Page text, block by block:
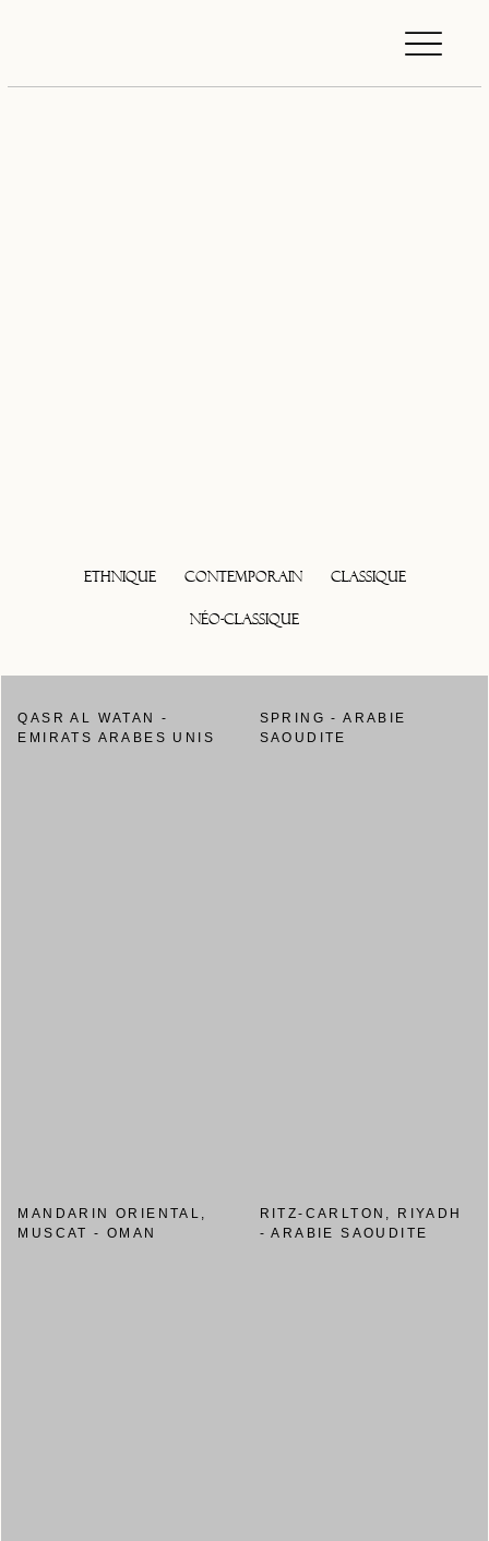
Classique
Contemporain
Ethnique
Néo-classique
QASR AL WATAN -
EMIRATS ARABES UNIS
SPRING - ARABIE
SAOUDITE
MANDARIN ORIENTAL,
MUSCAT - OMAN
RITZ-CARLTON, RIYADH
- ARABIE SAOUDITE